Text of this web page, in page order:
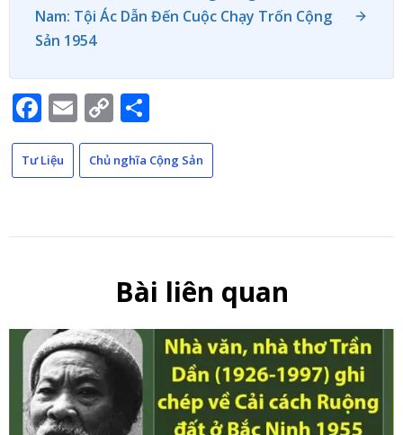
Nam: Tội Ác Dẫn Đến Cuộc Chạy Trốn Cộng
Sản 1954
Facebook
Email
Copy
Link
Tư Liệu Chủ nghĩa Cộng Sản
Bài liên quan